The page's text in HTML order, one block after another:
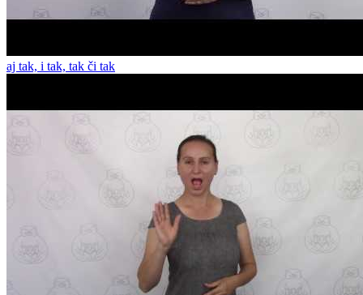
aj tak, i tak, tak či tak